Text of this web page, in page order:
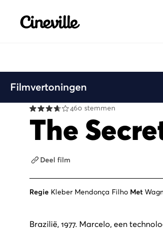
Cineville Logo
Filmvertoningen
460 stemmen
The
Deel film
Regie Kleber Mendonça Filho Met
Brazilië, 1977. Marcelo, een